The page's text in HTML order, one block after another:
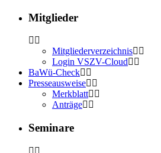
Mitglieder
Mitgliederverzeichnis
Login VSZV-Cloud
BaWü-Check
Presseausweise
Merkblatt
Anträge
Seminare